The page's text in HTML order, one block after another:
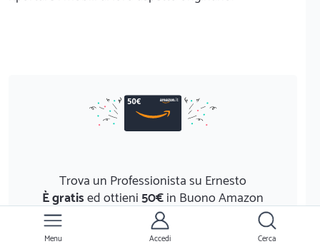
Trova un Professionista su Ernesto
È gratised ottieni50€in Buono Amazon
Scopri di più
Menu Accedi Cerca